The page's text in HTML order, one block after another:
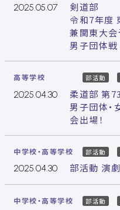
2025.05.07
剣道部
令和7年度
兼関東大会
男子団体
高等学校 部活動
2025.04.30
柔道部 第
男子団体・
会出場！
中学校・高等学校 部活動
2025.04.30 部活動 演
中学校・高等学校 部活動